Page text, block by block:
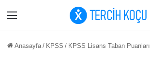
Menü
Anasayfa / KPSS / KPSS Lisans Taban Puanları